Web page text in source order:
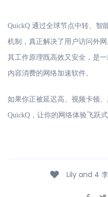
QuickQ 通过全球节点中转、智
机制，真正解决了用户访问外网
其工作原理既高效又安全，是
内容消费的网络加速软件。
如果你正被延迟高、视频卡顿
QuickQ，让你的网络体验飞跃式
Lily and 4